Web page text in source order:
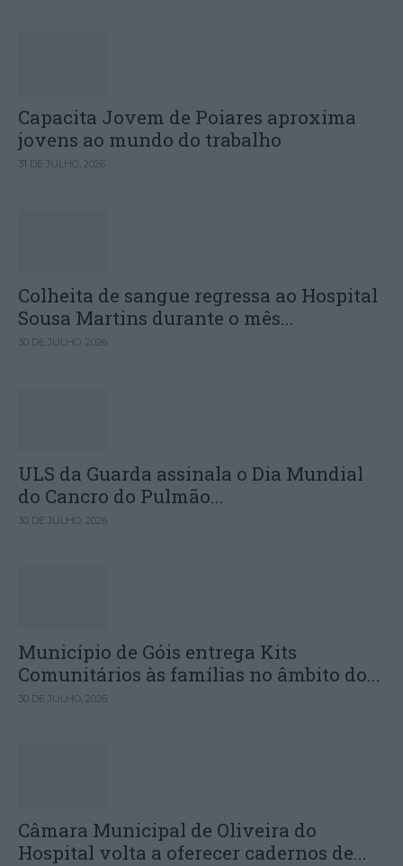
Capacita Jovem de Poiares aproxima
jovens ao mundo do trabalho
31 DE JULHO, 2026
Colheita de sangue regressa ao Hospital
Sousa Martins durante o mês...
30 DE JULHO, 2026
ULS da Guarda assinala o Dia Mundial
do Cancro do Pulmão...
30 DE JULHO, 2026
Município de Góis entrega Kits
Comunitários às famílias no âmbito do...
30 DE JULHO, 2026
Câmara Municipal de Oliveira do
Hospital volta a oferecer cadernos de...